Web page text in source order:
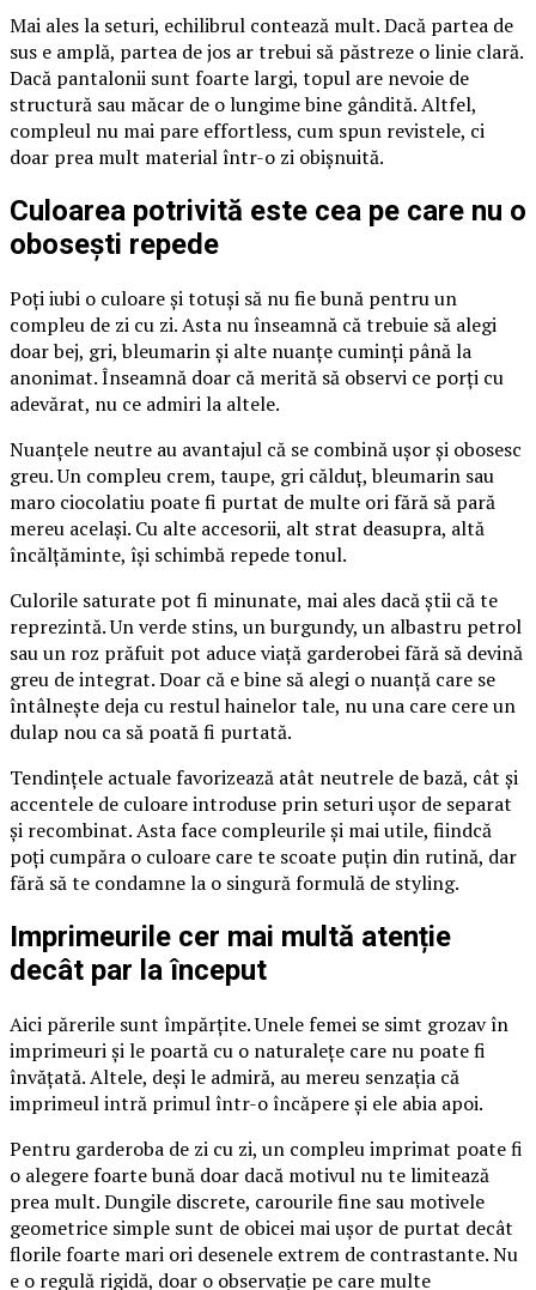
Mai ales la seturi, echilibrul contează mult. Dacă partea de
sus e amplă, partea de jos ar trebui să păstreze o linie clară.
Dacă pantalonii sunt foarte largi, topul are nevoie de
structură sau măcar de o lungime bine gândită. Altfel,
compleul nu mai pare effortless, cum spun revistele, ci
doar prea mult material într-o zi obișnuită.
Culoarea potrivită este cea pe care nu o
obosești repede
Poți iubi o culoare și totuși să nu fie bună pentru un
compleu de zi cu zi. Asta nu înseamnă că trebuie să alegi
doar bej, gri, bleumarin și alte nuanțe cuminți până la
anonimat. Înseamnă doar că merită să observi ce porți cu
adevărat, nu ce admiri la altele.
Nuanțele neutre au avantajul că se combină ușor și obosesc
greu. Un compleu crem, taupe, gri călduț, bleumarin sau
maro ciocolatiu poate fi purtat de multe ori fără să pară
mereu același. Cu alte accesorii, alt strat deasupra, altă
încălțăminte, își schimbă repede tonul.
Culorile saturate pot fi minunate, mai ales dacă știi că te
reprezintă. Un verde stins, un burgundy, un albastru petrol
sau un roz prăfuit pot aduce viață garderobei fără să devină
greu de integrat. Doar că e bine să alegi o nuanță care se
întâlnește deja cu restul hainelor tale, nu una care cere un
dulap nou ca să poată fi purtată.
Tendințele actuale favorizează atât neutrele de bază, cât și
accentele de culoare introduse prin seturi ușor de separat
și recombinat. Asta face compleurile și mai utile, fiindcă
poți cumpăra o culoare care te scoate puțin din rutină, dar
fără să te condamne la o singură formulă de styling.
Imprimeurile cer mai multă atenție
decât par la început
Aici părerile sunt împărțite. Unele femei se simt grozav în
imprimeuri și le poartă cu o naturalețe care nu poate fi
învățată. Altele, deși le admiră, au mereu senzația că
imprimeul intră primul într-o încăpere și ele abia apoi.
Pentru garderoba de zi cu zi, un compleu imprimat poate fi
o alegere foarte bună doar dacă motivul nu te limitează
prea mult. Dungile discrete, carourile fine sau motivele
geometrice simple sunt de obicei mai ușor de purtat decât
florile foarte mari ori desenele extrem de contrastante. Nu
e o regulă rigidă, doar o observație pe care multe